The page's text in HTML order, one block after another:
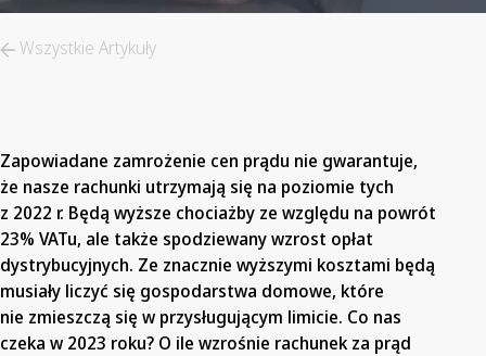
Wszystkie Artykuły
Zapowiadane zamrożenie cen prądu nie gwarantuje,
że nasze rachunki utrzymają się na poziomie tych
z 2022 r. Będą wyższe chociażby ze względu na powrót
23% VATu, ale także spodziewany wzrost opłat
dystrybucyjnych. Ze znacznie wyższymi kosztami będą
musiały liczyć się gospodarstwa domowe, które
nie zmieszczą się w przysługującym limicie. Co nas
czeka w 2023 roku? O ile wzrośnie rachunek za prąd